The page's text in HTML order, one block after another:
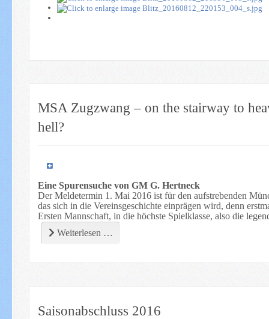
MSA Zugzwang – on the stairway to
hell?
Eine Spurensuche von GM G. Hertneck
Der Meldetermin 1. Mai 2016 ist für den aufstrebenden
das sich in die Vereinsgeschichte einprägen wird, denn
Ersten Mannschaft, in die höchste Spielklasse, also die
Weiterlesen …
Saisonabschluss 2016